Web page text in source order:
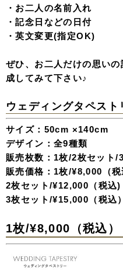
・お二人の名前入れ
・記念日などの日付
・英文変更(指定OK)
ぜひ、お二人だけの思い
成してみて下さい♪
ウェディングタペスト
サイズ：50cm ×140cm
デザイン：全9種類
販売枚数：1枚/2枚セット/
販売価格：1枚/¥8,000（税
2枚セット/¥12,000（税込)
3枚セット/¥15,000（税込）
1枚/¥8,000（税込）